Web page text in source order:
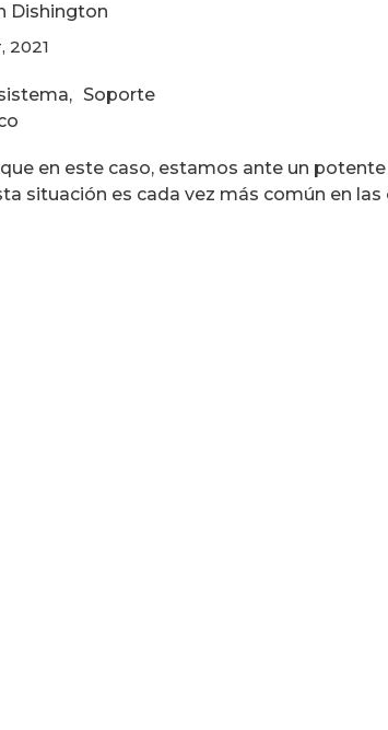
0
Dishington
2021
, Soporte
en este caso, estamos ante un
situación es cada vez más común en